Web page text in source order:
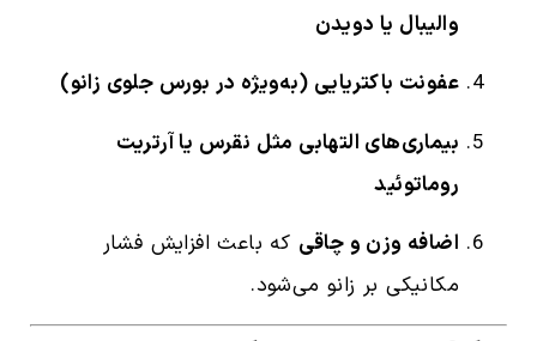
والیبال یا دویدن
عفونت باکتریایی (به‌ویژه در بورس جلوی زانو)
بیماری‌های التهابی مثل نقرس یا آرتریت
روماتوئید
اضافه وزن و چاقی که باعث افزایش فشار
مکانیکی بر زانو می‌شود.